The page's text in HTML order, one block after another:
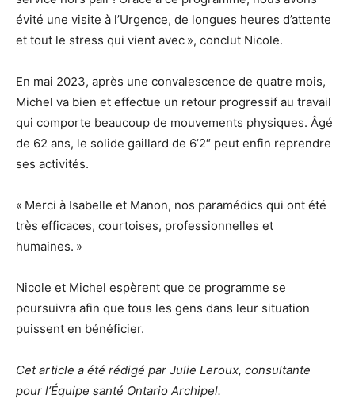
évité une visite à l’Urgence, de longues heures d’attente
et tout le stress qui vient avec », conclut Nicole.
En mai 2023, après une convalescence de quatre mois,
Michel va bien et effectue un retour progressif au travail
qui comporte beaucoup de mouvements physiques. Âgé
de 62 ans, le solide gaillard de 6’2″ peut enfin reprendre
ses activités.
« Merci à Isabelle et Manon, nos paramédics qui ont été
très efficaces, courtoises, professionnelles et
humaines. »
Nicole et Michel espèrent que ce programme se
poursuivra afin que tous les gens dans leur situation
puissent en bénéficier.
Cet article a été rédigé par Julie Leroux, consultante
pour l’Équipe santé Ontario Archipel.